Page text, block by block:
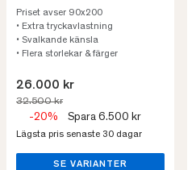
Priset avser 90x200
• Extra tryckavlastning
• Svalkande känsla
• Flera storlekar & färger
26.000 kr
32.500 kr
-20% Spara 6.500 kr
Lägsta pris senaste 30 dagar
SE VARIANTER